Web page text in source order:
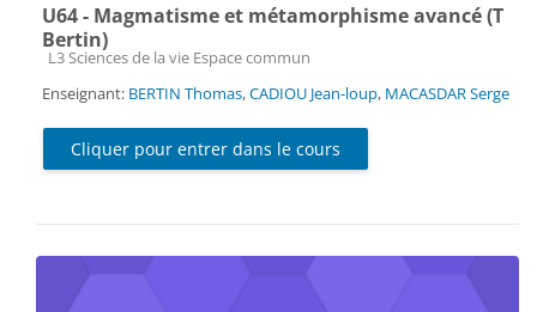
U64 - Magmatisme et métamorphisme avancé (T
Bertin)
Catégorie de cours
L3 Sciences de la vie Espace commun
Enseignant: BERTIN Thomas,CADIOU Jean-loup, MACASDAR Serge
Cliquer pour entrer dans le cours